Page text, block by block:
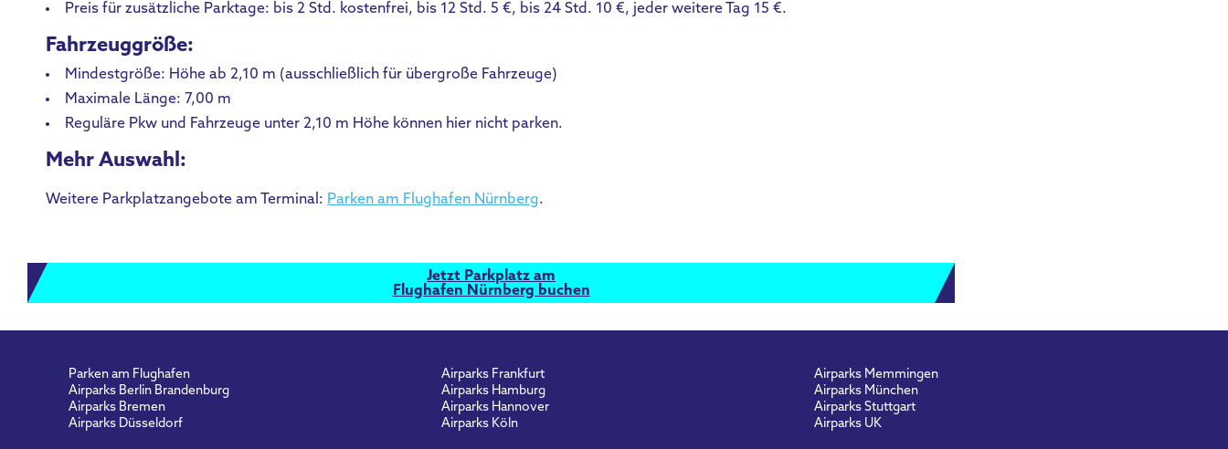
Preis für zusätzliche Parktage: bis 2 Std. kostenfrei, bis 12 Std. 5 €, bis 24 Std. 10 €, jeder weitere Tag 15 €.
Fahrzeuggröße:
Mindestgröße: Höhe ab 2,10 m (ausschließlich für übergroße Fahrzeuge)
Maximale Länge: 7,00 m
Reguläre Pkw und Fahrzeuge unter 2,10 m Höhe können hier nicht parken.
Mehr Auswahl:
Weitere Parkplatzangebote am Terminal: Parken am Flughafen Nürnberg.
Jetzt Parkplatz am
Flughafen Nürnberg buchen
Parken am Flughafen
Airparks Berlin Brandenburg
Airparks Bremen
Airparks Düsseldorf
Airparks Frankfurt
Airparks Hamburg
Airparks Hannover
Airparks Köln
Airparks Memmingen
Airparks München
Airparks Stuttgart
Airparks UK